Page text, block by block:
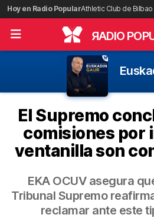
Saltar
al
contenido
Hoy en Radio PopularAthletic Club de Bilbao
RADIO
El Supremo
comisiones por
ventanilla son
EKA OCUV asegura
Tribunal Supremo
reclamar ante este